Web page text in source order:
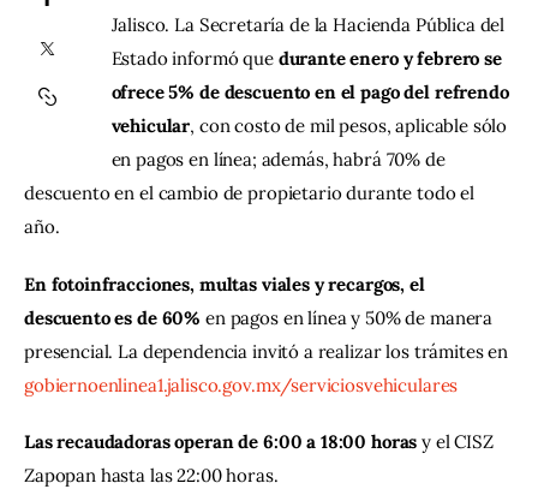
Contacto
Jalisco. La Secretaría de la Hacienda Pública del
Estado informó que durante enero y febrero se
ofrece 5% de descuento en el pago del refrendo
vehicular, con costo de mil pesos, aplicable sólo
en pagos en línea; además, habrá 70% de
descuento en el cambio de propietario durante todo el
año.
En fotoinfracciones, multas viales y recargos, el
descuento es de 60% en pagos en línea y 50% de manera
presencial. La dependencia invitó a realizar los trámites en
gobiernoenlinea1.jalisco.gov.mx/serviciosvehiculares
Las recaudadoras operan de 6:00 a 18:00 horas y el CISZ
Zapopan hasta las 22:00 horas.